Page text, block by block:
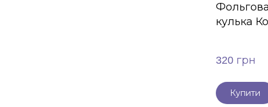
кулька
320 грн
Купити